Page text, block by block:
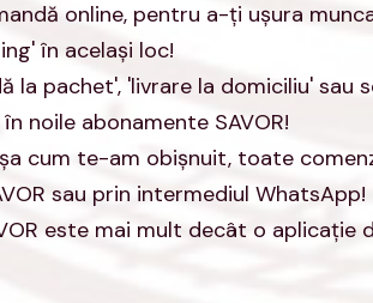
online, pentru a-ţi uşura
în acelaşi loc!
la pachet', 'livrare la domiciliu' sau
noile abonamente SAVOR!
cum te-am obişnuit, toate
sau prin intermediul WhatsApp!
este mai mult decât o aplicaţie